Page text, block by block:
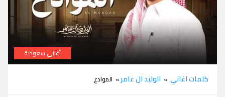
أغاني سعودية
كلمات اغاني » الوليد ال عامر» الموادع